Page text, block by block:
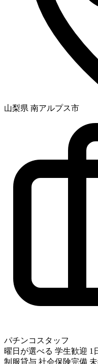
山梨県 南アルプス市
パチンコスタッフ
曜日が選べる 学生歓迎 1
制服貸与 社会保険完備